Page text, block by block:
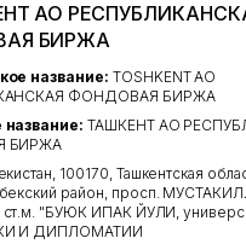
АО
БИРЖА
название: TOSHKENT АО
ФОНДОВАЯ БИРЖА
ТАШКЕНТ АО
БИРЖА
100170, Ташкентская
район, просп.
ст.м. "БУЮК ИПАК ЙУЛИ,
И ДИПЛОМАТИИ